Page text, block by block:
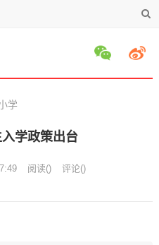
学
学政策出台
阅读() 评论()